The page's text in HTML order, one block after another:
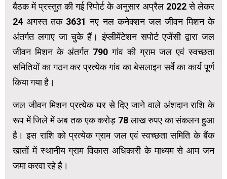
बैठक में प्रस्तुत की गई रिपोर्ट के अनुसार अप्रैल 2022 से लेकर
24 अगस्त तक 3631 नए नल कनेक्शन जल जीवन मिशन के
अंतर्गत लगाए जा चुके हैं। इंप्लीमेंटेशन सपोर्ट एजेंसी द्वारा जल
जीवन मिशन के अंतर्गत 790 गांव की ग्राम जल एवं स्वच्छता
समितियों का गठन कर प्रत्येक गांव का बेसलाइन सर्वे का कार्य पूर्ण
किया गया है।
जल जीवन मिशन प्रत्येक घर से दिए जाने वाले अंशदान राशि के
रूप में जिले में अब तक एक करोड़ 78 लाख रुपए का संकलन हुआ
है। इस राशि को प्रत्येक ग्राम जल एवं स्वच्छता समिति के बैंक
खातों में स्थानीय ग्राम विकास अधिकारी के माध्यम से आम जन
जमा करवा रहे है।